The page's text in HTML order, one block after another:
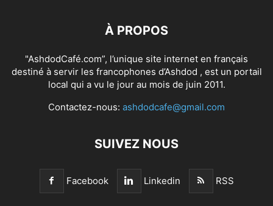
À PROPOS
"AshdodCafé.com”, l’unique site internet en français
destiné à servir les francophones d’Ashdod , est un portail
local qui a vu le jour au mois de juin 2011.
Contactez-nous: ashdodcafe@gmail.com
SUIVEZ NOUS
Facebook Linkedin RSS